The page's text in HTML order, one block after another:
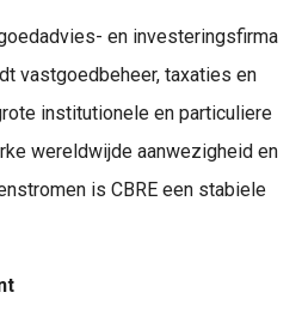
en investeringsfirma
vastgoedbeheer, taxaties en
institutionele en particuliere
wereldwijde aanwezigheid en
is CBRE een stabiele